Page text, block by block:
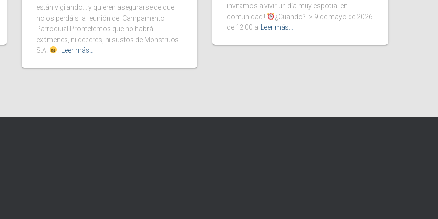
están vigilando… y quieren asegurarse de que
no os perdáis la reunión del Campamento
Parroquial.Prometemos que no habrá
exámenes, ni deberes, ni sustos de Monstruos
S.A.
Leer más…
invitamos a vivir un día muy especial en
comunidad !
¿Cuando? -> 9 de mayo de 2026
de 12:00 a
Leer más…